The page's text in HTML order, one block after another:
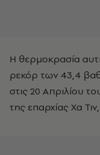
Η θερμοκρασία
ρεκόρ των 43,4
στις 20 Απριλίου
της επαρχίας Χα